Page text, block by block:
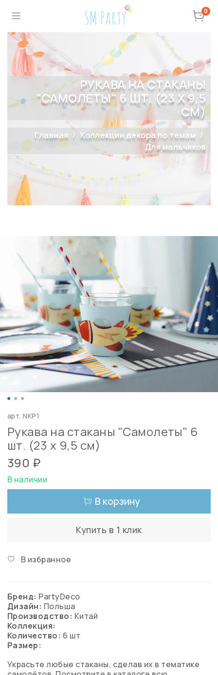
0
РУКАВА НА СТАКАНЫ
"САМОЛЕТЫ" 6 ШТ. (23 Х 9,5
СМ)
Главная
Коллекции декора по темам
Для мальчиков
арт.NKP1
Рукава на стаканы "Самолеты" 6
шт. (23 х 9,5 см)
390 ₽
В наличии
В корзину
Купить в 1 клик
В избранное
Бренд: PartyDeco
Дизайн: Польша
Производство: Китай
Коллекция:
Количество: 6 шт
Размер:
Украсьте любые стаканы, сделав их в тематике